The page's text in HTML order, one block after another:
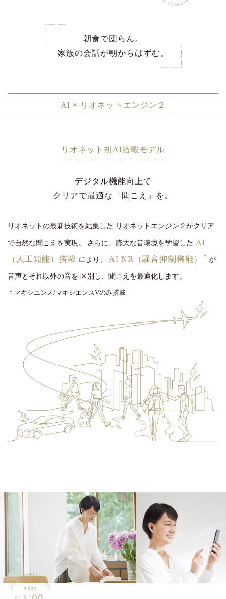
朝食で団らん。
家族の会話が朝からはずむ。
AI × リオネットエンジン２
リオネット初AI搭載モデル
デジタル機能向上で
クリアで最適な「聞こえ」を。
リオネットの最新技術を結集した リオネットエンジン２がクリア
で自然な聞こえを実現。 さらに、膨大な音環境を学習した AI
（人工知能）搭載 により、 AI NR（騒音抑制機能） ＊ が
音声とそれ以外の音を 区別し、聞こえを最適化します。
＊マキシエンス/マキシエンスVのみ搭載